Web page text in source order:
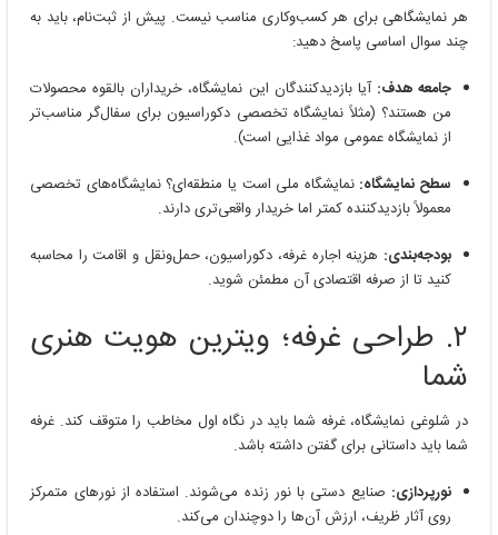
هر نمایشگاهی برای هر کسب‌وکاری مناسب نیست. پیش از ثبت‌نام، باید به
چند سوال اساسی پاسخ دهید:
جامعه هدف: آیا بازدیدکنندگان این نمایشگاه، خریداران بالقوه محصولات
من هستند؟ (مثلاً نمایشگاه تخصصی دکوراسیون برای سفال‌گر مناسب‌تر
از نمایشگاه عمومی مواد غذایی است).
سطح نمایشگاه: نمایشگاه ملی است یا منطقه‌ای؟ نمایشگاه‌های تخصصی
معمولاً بازدیدکننده کمتر اما خریدار واقعی‌تری دارند.
بودجه‌بندی: هزینه اجاره غرفه، دکوراسیون، حمل‌ونقل و اقامت را محاسبه
کنید تا از صرفه اقتصادی آن مطمئن شوید.
۲. طراحی غرفه؛ ویترین هویت هنری
شما
در شلوغی نمایشگاه، غرفه شما باید در نگاه اول مخاطب را متوقف کند. غرفه
شما باید داستانی برای گفتن داشته باشد.
نورپردازی: صنایع دستی با نور زنده می‌شوند. استفاده از نورهای متمرکز
روی آثار ظریف، ارزش آن‌ها را دوچندان می‌کند.